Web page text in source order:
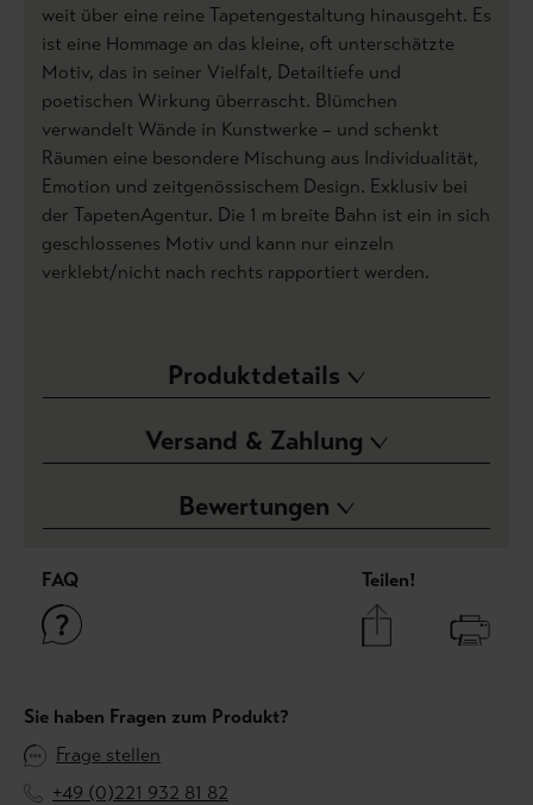
weit über eine reine Tapetengestaltung hinausgeht. Es
ist eine Hommage an das kleine, oft unterschätzte
Motiv, das in seiner Vielfalt, Detailtiefe und
poetischen Wirkung überrascht. Blümchen
verwandelt Wände in Kunstwerke – und schenkt
Räumen eine besondere Mischung aus Individualität,
Emotion und zeitgenössischem Design. Exklusiv bei
der TapetenAgentur. Die 1 m breite Bahn ist ein in sich
geschlossenes Motiv und kann nur einzeln
verklebt/nicht nach rechts rapportiert werden.
Produktdetails
Versand & Zahlung
Bewertungen
FAQ Teilen!
Sie haben Fragen zum Produkt?
Frage stellen
+49 (0)221 932 81 82